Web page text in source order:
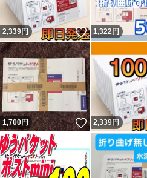
2,339円 いいね！
1,322円
1,700円 いいね！
2,339円